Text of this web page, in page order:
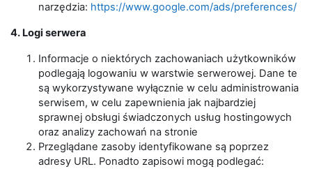
narzędzia: https://www.google.com/ads/preferences/
4. Logi serwera
Informacje o niektórych zachowaniach użytkowników
podlegają logowaniu w warstwie serwerowej. Dane te
są wykorzystywane wyłącznie w celu administrowania
serwisem, w celu zapewnienia jak najbardziej
sprawnej obsługi świadczonych usług hostingowych
oraz analizy zachowań na stronie
Przeglądane zasoby identyfikowane są poprzez
adresy URL. Ponadto zapisowi mogą podlegać: